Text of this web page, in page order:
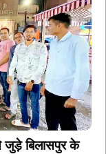
जुड़े बिलासपुर के